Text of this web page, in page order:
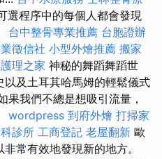
選程序中的每個人都會發現
台中整骨專業推薦 台胞證辦
徵信社 小型外燴推薦 搬家
護理之家 神秘的舞蹈舞蹈世
及土耳其哈馬姆的輕鬆儀式
果我們不總是想吸引流量，
wordpress 到府外燴 打掃家
診所 工商登記 老屋翻新 歐
常有效地發現新的地方。